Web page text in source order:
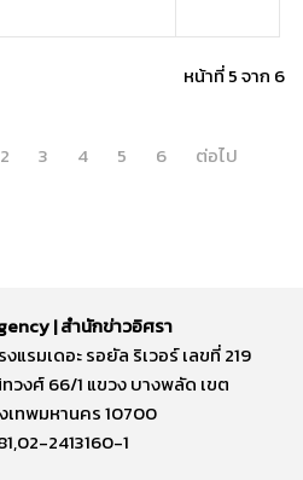
หน้าที่ 5 จาก 6
2 3 4 5 6
ต่อไป
| สำนักข่าวอิศรา
งแรมเดอะ รอยัล ริเวอร์ เลขที่ 219
งศ์ 66/1 แขวง บางพลัด เขต
เทพมหานคร 10700
2413160-1